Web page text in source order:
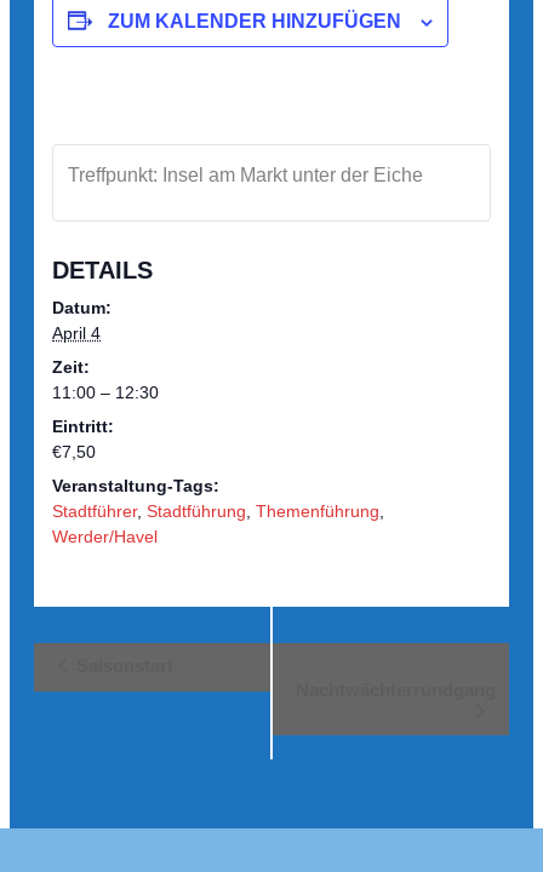
ZUM KALENDER HINZUFÜGEN
DETAILS
Datum:
April 4
Zeit:
11:00 – 12:30
Eintritt:
€7,50
Veranstaltung-Tags:
Stadtführer,Stadtführung ,Themenführung
Werder/Havel
Treffpunkt: Insel am Markt unter der Eiche
Navigation